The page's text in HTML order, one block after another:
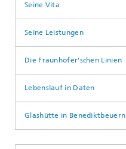
Seine Vita
Seine Leistungen
Die Fraunhofer'schen Linien
Lebenslauf in Daten
Glashütte in Benediktbeuern